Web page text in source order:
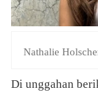
Nathalie
Di unggahan